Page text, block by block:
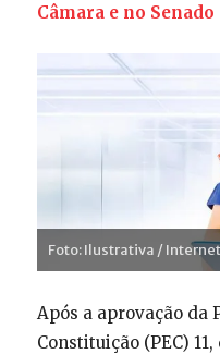
Câmara e no Senado
Foto: Ilustrativa / Internet
Após a aprovação da
Constituição (PEC)